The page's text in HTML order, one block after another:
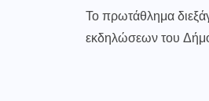
Το πρωτάθλημα
εκδηλώσεων του